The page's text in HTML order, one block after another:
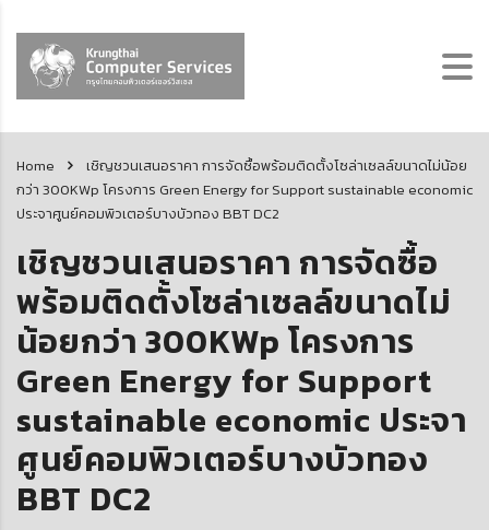
Home
เชิญชวนเสนอราคา การจัดซื้อพร้อมติดตั้งโซล่าเซลล์ขนาดไม่น้อย
กว่า 300KWp โครงการ Green Energy for Support sustainable economic
ประจาศูนย์คอมพิวเตอร์บางบัวทอง BBT DC2
เชิญชวนเสนอราคา การจัดซื้อ
พร้อมติดตั้งโซล่าเซลล์ขนาดไม่
น้อยกว่า 300KWp โครงการ
Green Energy for Support
sustainable economic ประจา
ศูนย์คอมพิวเตอร์บางบัวทอง
BBT DC2